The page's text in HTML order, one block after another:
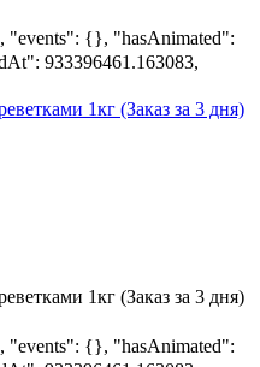
"events": {}, "hasAnimated":
933396461.163083,
1кг (Заказ за 3 дня)
1кг (Заказ за 3 дня)
"events": {}, "hasAnimated":